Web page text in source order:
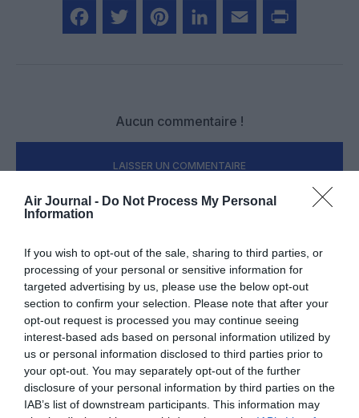
Air Journal - Do Not Process My Personal
Information
If you wish to opt-out of the sale, sharing to third parties, or
processing of your personal or sensitive information for
targeted advertising by us, please use the below opt-out
section to confirm your selection. Please note that after your
opt-out request is processed you may continue seeing
interest-based ads based on personal information utilized by
us or personal information disclosed to third parties prior to
your opt-out. You may separately opt-out of the further
disclosure of your personal information by third parties on the
IAB’s list of downstream participants. This information may
Aucun commentaire !
LAISSER UN COMMENTAIRE
Appel aux lecteurs !
Soutenez Air Journal participezà son
développement !
NOUS SOUTENIR